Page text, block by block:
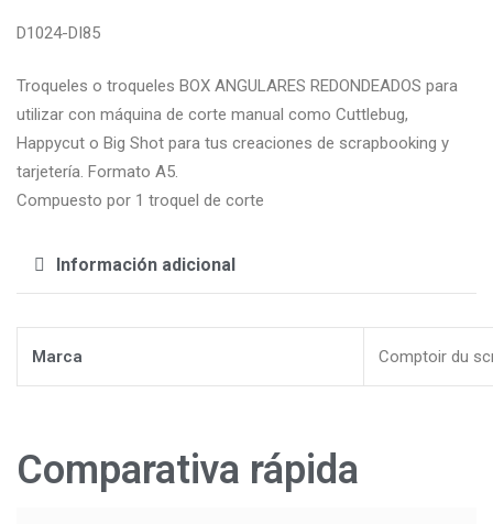
D1024-DI85
Troqueles o troqueles BOX ANGULARES REDONDEADOS para
utilizar con máquina de corte manual como Cuttlebug,
Happycut o Big Shot para tus creaciones de scrapbooking y
tarjetería. Formato A5.
Compuesto por 1 troquel de corte
Información adicional
Marca Comptoir du
Comparativa rápida